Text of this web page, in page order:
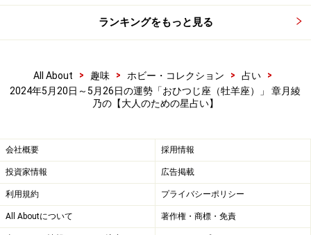
ランキングをもっと見る
All About > 趣味 > ホビー・コレクション > 占い
>
2024年5月20日～5月26日の運勢「おひつじ座（牡羊座）」 章月綾
乃の【大人のための星占い】
会社概要 採用情報
投資家情報 広告掲載
利用規約 プライバシーポリシー
All Aboutについて 著作権・商標・免責